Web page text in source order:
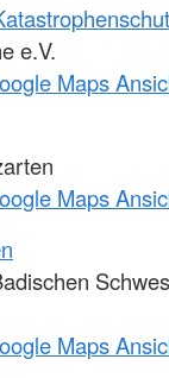
e.V.
Maps
Maps
Maps